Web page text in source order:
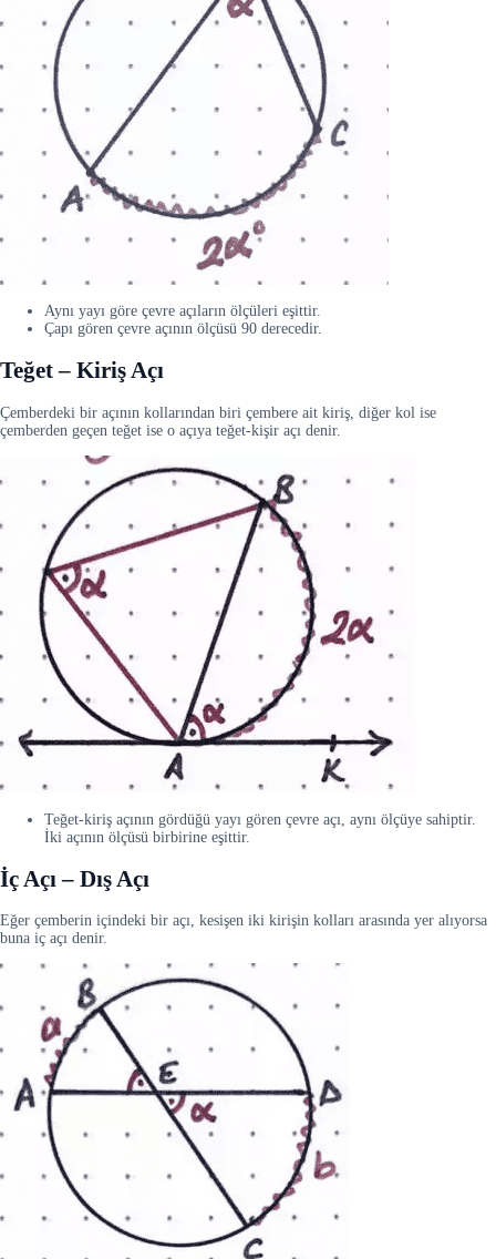
Aynı yayı göre çevre açıların ölçüleri eşittir.
Çapı gören çevre açının ölçüsü 90 derecedir.
Teğet – Kiriş Açı
Çemberdeki bir açının kollarından biri çembere ait kiriş, diğer kol ise
çemberden geçen teğet ise o açıya teğet-kişir açı denir.
Teğet-kiriş açının gördüğü yayı gören çevre açı, aynı ölçüye sahiptir.
İki açının ölçüsü birbirine eşittir.
İç Açı – Dış Açı
Eğer çemberin içindeki bir açı, kesişen iki kirişin kolları arasında yer alıyorsa
buna iç açı denir.